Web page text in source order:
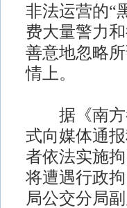
非法运营的“
费大量警力
善意地忽略
情上。
据《南方
式向媒体通
者依法实施
将遭遇行政
局公交分局